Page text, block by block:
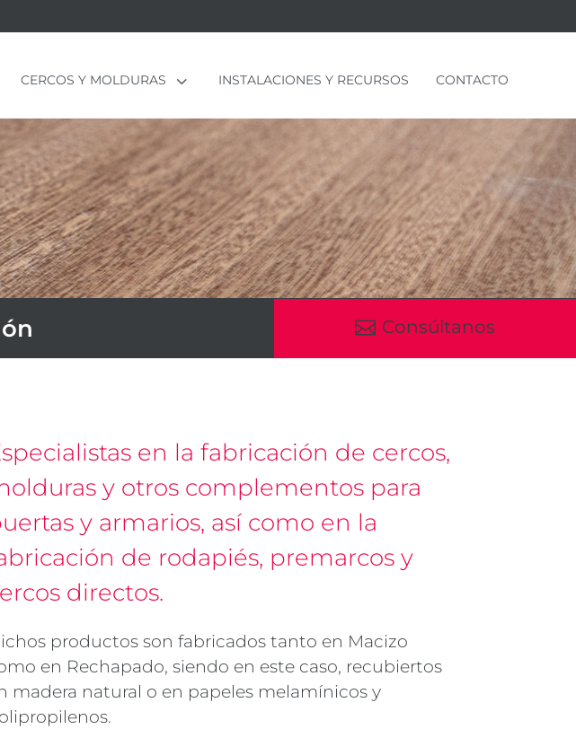
3
CERCOS Y MOLDURAS INSTALACIONES Y RECURSOS CONTACTO
 Consúltanos
en la fabricación de cercos,
y otros complementos para
y armarios, así como en la
de rodapiés, premarcos y
directos.
productos son fabricados tanto en Macizo
en Rechapado, siendo en este caso, recubiertos
madera natural o en papeles melamínicos y